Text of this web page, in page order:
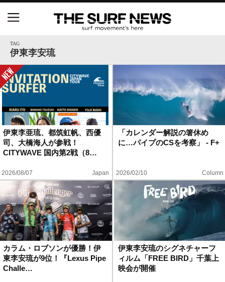
TAG
伊東李安琉
伊東李亜琉、都筑虹帆、西優
司、大橋海人が参戦！
CITYWAVE 国内第2戦（8…
2026/08/07 Japan
「カレンダー解説の箸休め
に…パイプのCSを考察」 - F+
2026/02/10 Column
カラム・ロブソンが優勝！伊
東李安琉が9位！『Lexus Pipe
Challe…
伊東李安琉のシグネチャーフ
ィルム「FREE BIRD」千葉上
映会が開催
ックとの豪華プライベートセッション
S.ONE ショート＆ロング開幕戦・現地リポート（高
橋みなと）
ニュース
特集
試合
ハウツー
ホリデースタイル